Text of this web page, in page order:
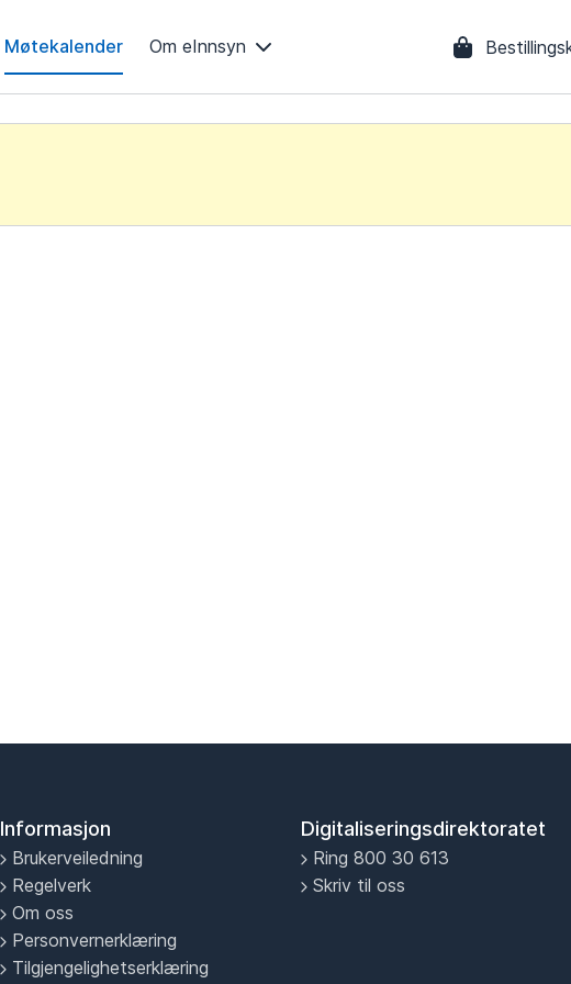
Møtekalender Om eInnsyn
Informasjon
Brukerveiledning
Regelverk
Om oss
Personvernerklæring
Tilgjengelighetserklæring
Digitaliseringsdirektoratet
Ring 800 30 613
Skriv til oss